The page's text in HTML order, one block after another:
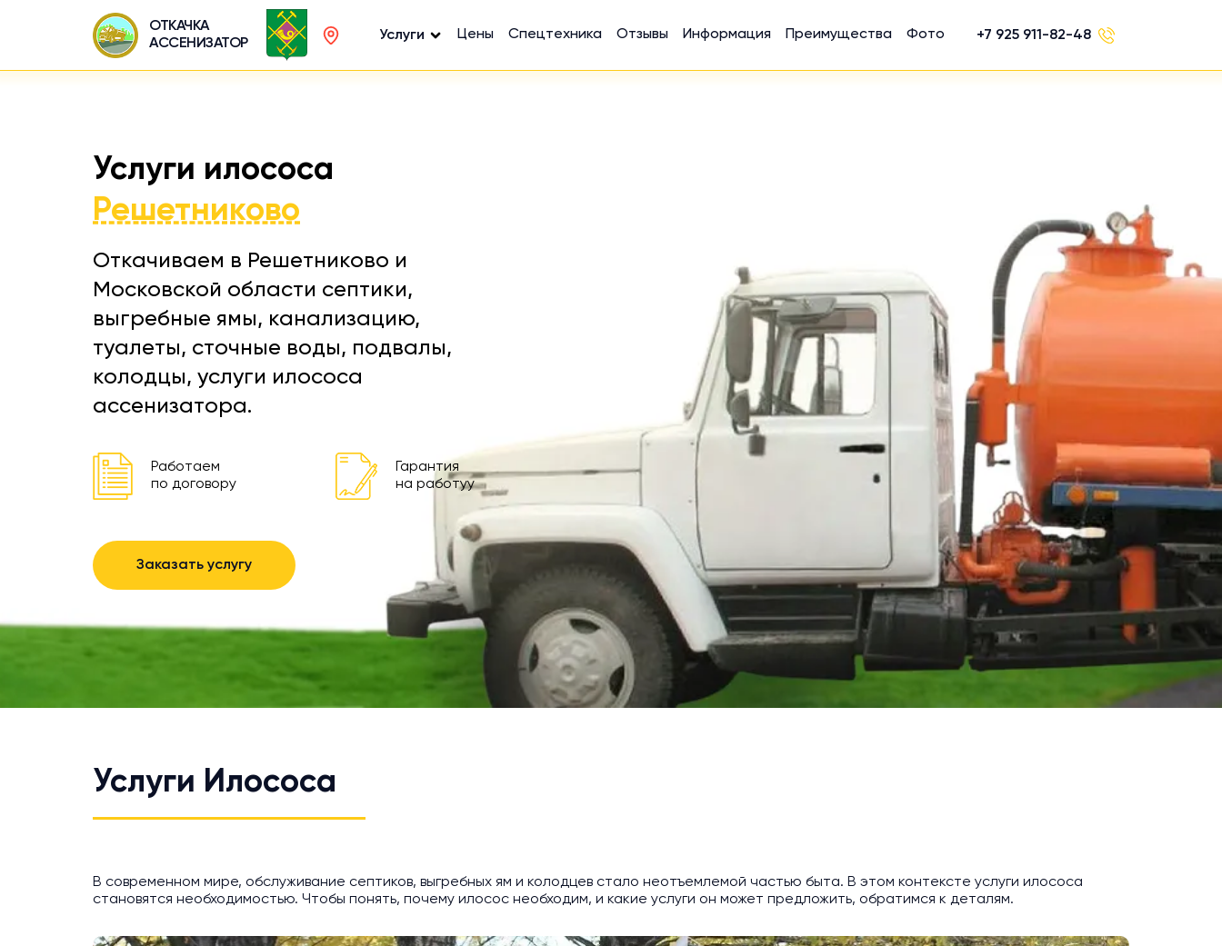
ОТКАЧКА
АССЕНИЗАТОР
Услуги Цены Спецтехника Отзывы Информация Преимущества Фото +7 925 911-82-48
Услуги илососа
Решетниково
Откачиваем в Решетниково и
Московской области септики,
выгребные ямы, канализацию,
туалеты, сточные воды, подвалы,
колодцы, услуги илососа
ассенизатора.
Работаем
по договору
Гарантия
на работуу
Заказать услугу
Услуги Илососа
В современном мире, обслуживание септиков, выгребных ям и колодцев стало неотъемлемой частью быта. В этом контексте услуги илососа
становятся необходимостью. Чтобы понять, почему илосос необходим, и какие услуги он может предложить, обратимся к деталям.